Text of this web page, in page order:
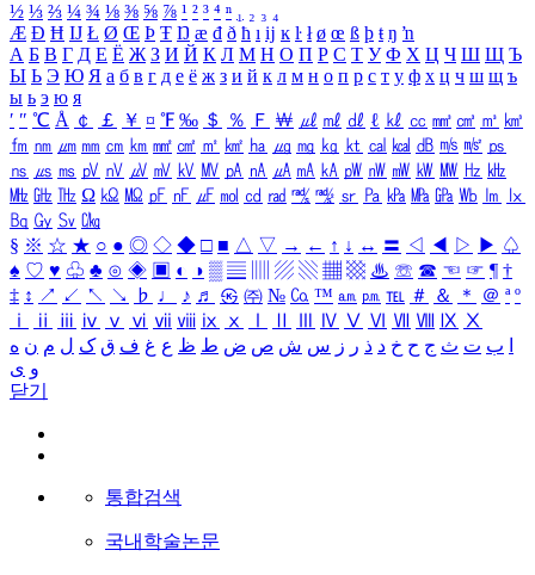
½ ⅓ ⅔ ¼ ¾ ⅛ ⅜ ⅝ ⅞ ¹ ² ³ ⁴ ⁿ ₁ ₂ ₃ ₄
Æ Ð Ħ Ĳ Ł Ø Œ Þ Ŧ Ŋ æ đ ð ħ ı ĳ ĸ ŀ ł ø œ ß þ ŧ ŋ ŉ
А Б В Г Д Е Ё Ж З И Й К Л М Н О П Р С Т У Ф Х Ц Ч Ш Щ Ъ
Ы Ь Э Ю Я а б в г д е ё ж з и й к л м н о п р с т у ф х ц ч ш щ ъ
ы ь э ю я
′ ″ ℃ Å ￠ ￡ ￥ ¤ ℉ ‰ ＄ ％ Ｆ ￦ ㎕ ㎖ ㎗ ℓ ㎘ ㏄ ㎣ ㎤ ㎥ ㎦
㎙ ㎚ ㎛ ㎜ ㎝ ㎞ ㎟ ㎠ ㎡ ㎢ ㏊ ㎍ ㎎ ㎏ ㏏ ㎈ ㎉ ㏈ ㎧ ㎨ ㎰
㎱ ㎲ ㎳ ㎴ ㎵ ㎶ ㎷ ㎸ ㎹ ㎀ ㎁ ㎂ ㎃ ㎄ ㎺ ㎻ ㎽ ㎾ ㎿ ㎐ ㎑
㎒ ㎓ ㎔ Ω ㏀ ㏁ ㎊ ㎋ ㎌ ㏖ ㏅ ㎭ ㎮ ㎯ ㏛ ㎩ ㎪ ㎫ ㎬ ㏝ ㏐
㏓
㏃ ㏉ ㏜ ㏆
§ ※ ☆ ★ ○ ● ◎ ◇ ◆ □ ■ △ ▽ → ← ↑ ↓ ↔ 〓 ◁ ◀ ▷ ▶ ♤
♠ ♡ ♥ ♧ ♣ ⊙ ◈ ▣ ◐ ◑ ▒ ▤ ▨ ▧ ▦ ▩ ♨ ☏ ☎ ☜ ☞ ¶ †
‡ ↕ ↗ ↙ ↖ ↘ ♭ ♩ ♪ ♬ ㉿ ㈜ № ㏇ ™ ㏂ ㏘ ℡ ＃ ＆ ＊ ＠ ª º
ⅰ
ⅱ ⅲ ⅳ ⅴ ⅵ ⅶ ⅷ ⅸ ⅹ Ⅳ Ⅴ Ⅵ Ⅶ Ⅷ Ⅸ Ⅹ
ب ت ث ج ح خ د ذ ر ز س ش ص ض ط ظ ع غ ف ق ک ل م ن ه
و ی
닫기
통합검색
국내학술논문